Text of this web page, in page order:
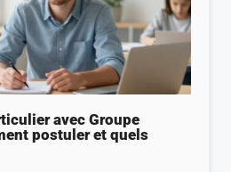
avec Groupe
postuler et quels